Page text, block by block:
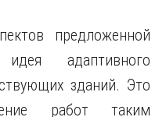
предложенной
адаптивного
зданий. Это
работ таким